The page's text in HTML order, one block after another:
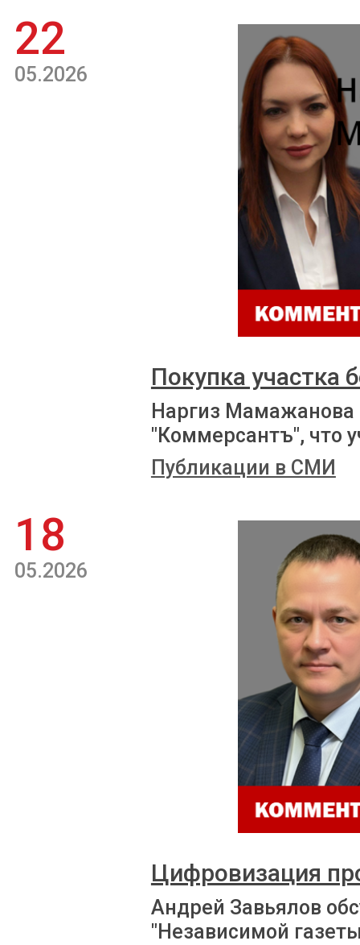
22
05.2026
Покупка участка
Наргиз Мамажанова
"Коммерсантъ", что
Публикации в СМИ
18
05.2026
Цифровизация
Андрей Завьялов
"Независимой